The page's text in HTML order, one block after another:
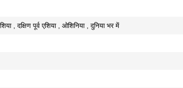
, दक्षिण पूर्व एशिया , ओशिनिया , दुनिया भर में